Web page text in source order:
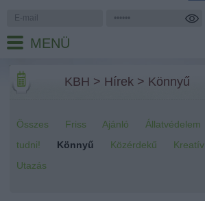
MENÜ
KBH > Hírek > Könnyű
Összes Friss Ajánló Állatvédelem
tudni!
Könnyű Közérdekű Kreatív
Utazás